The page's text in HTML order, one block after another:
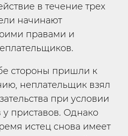
в течение трех
начинают
правами и
стороны пришли к
неплательщик взял
при условии
у приставов. Однако
истец снова имеет